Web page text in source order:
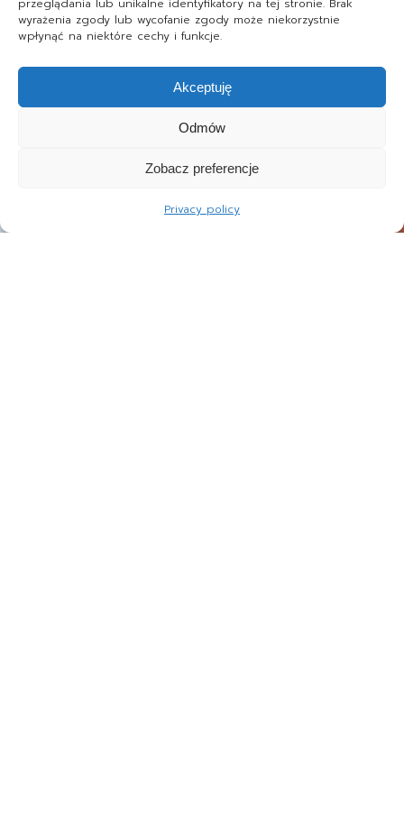
przeglądania lub unikalne identyfikatory na tej stronie. Brak
wyrażenia zgody lub wycofanie zgody może niekorzystnie
wpłynąć na niektóre cechy i funkcje.
Akceptuję
Odmów
Zobacz preferencje
Privacy policy